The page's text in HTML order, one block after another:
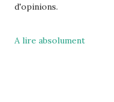
d'opinions.
A lire absolument